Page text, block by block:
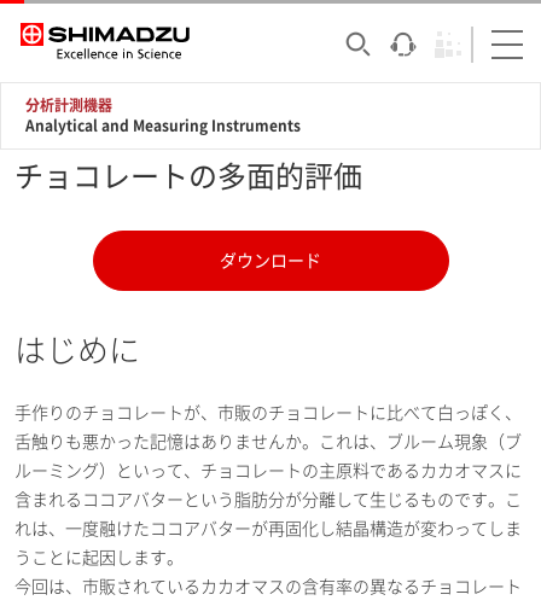
分析計測機器
Analytical and Measuring Instruments
チョコレートの多面的評価
ダウンロード
はじめに
手作りのチョコレートが、市販のチョコレートに比べて白っぽく、
舌触りも悪かった記憶はありませんか。これは、ブルーム現象（ブ
ルーミング）といって、チョコレートの主原料であるカカオマスに
含まれるココアバターという脂肪分が分離して生じるものです。こ
れは、一度融けたココアバターが再固化し結晶構造が変わってしま
うことに起因します。
今回は、市販されているカカオマスの含有率の異なるチョコレート